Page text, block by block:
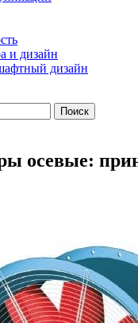
и дизайн
дизайн
осевые: